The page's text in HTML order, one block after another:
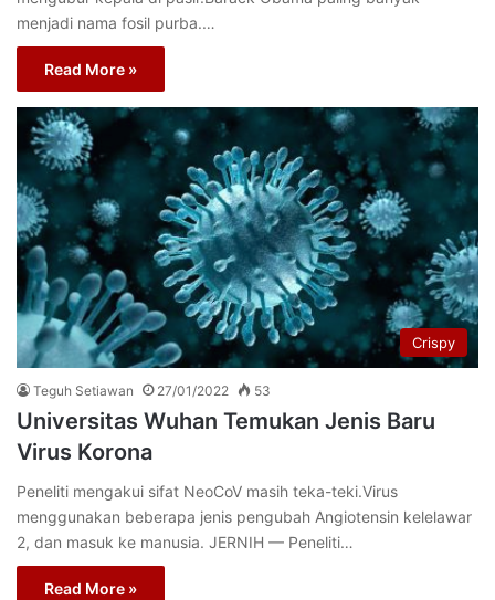
menjadi nama fosil purba.…
Read More »
Crispy
Teguh Setiawan 27/01/2022 53
Universitas Wuhan Temukan Jenis Baru
Virus Korona
Peneliti mengakui sifat NeoCoV masih teka-teki.Virus
menggunakan beberapa jenis pengubah Angiotensin kelelawar
2, dan masuk ke manusia. JERNIH — Peneliti…
Read More »